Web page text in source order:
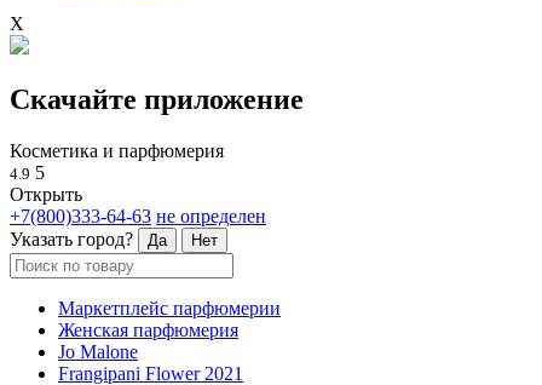
X
Скачайте приложение
Косметика и парфюмерия
4.9 5
Открыть
+7(800)333-64-63 не определен
Указать город?
Да Нет
Маркетплейс парфюмерии
Женская парфюмерия
Jo Malone
Frangipani Flower 2021